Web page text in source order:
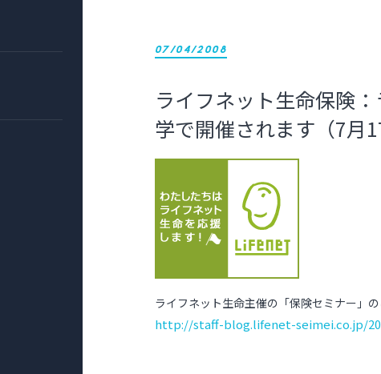
07/04/2008
ライフネット生命保険
学で開催されます（7月
ライフネット生命主催の「保険セミナー」
http://staff-blog.lifenet-seimei.co.jp/